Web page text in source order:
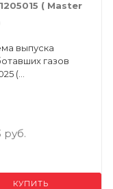
( Master
выпуска
газов
(
руб.
КУПИТЬ